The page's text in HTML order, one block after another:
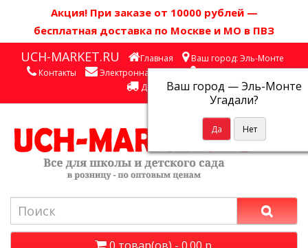
Акция! При заказе от 10000 рублей —
бесплатная доставка по Москве и МО в ПВЗ
UCH-MARKET.RU Главная Ваш город: Эль-Монте
Ваш город —Эль-Монте
Угадали?
Контакты Электронная почта
Личный кабинет
Доставка